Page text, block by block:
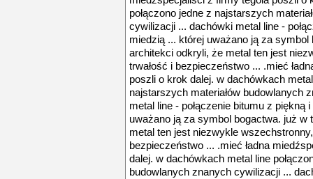
połączono jedne z najstarszych
cywilizacji ... dachówki metal line -
miedzią ... której uważano ją za
architekci odkryli, że metal ten jest
trwałość i bezpieczeństwo ... .mieć
poszli o krok dalej. w dachówkach
najstarszych materiałów budowlanych
metal line - połączenie bitumu z piękną
uważano ją za symbol bogactwa. już
metal ten jest niezwykle
bezpieczeństwo ... .mieć ładna
dalej. w dachówkach metal line
budowlanych znanych cywilizacji ...